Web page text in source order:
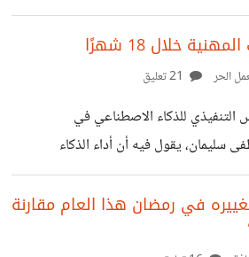
كما كانت سابقًا، بل بتفاصيل صغيرة
لقاء بسيط، أو حتى مكالمة مع شخص
صرت أقدر هذه التفاصيل أكثر، وأشعر أنها
خلال 18 شهرًا
الحر
للذكاء الاصطناعي في
يقول فيه أن أداء الذكاء
ملحوظ وأنه سيصل لمستوى البشر في
المهنية، وبالتالي معظم أصحاب
تتطلب الجلوس أمام الكمبيوتر سواء
في رمضان هذا العام مقارنة